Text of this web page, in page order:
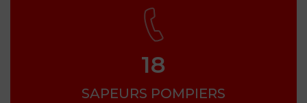
18
SAPEURS POMPIERS